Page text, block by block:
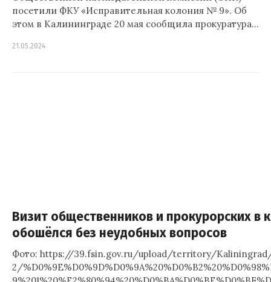
посетили ФКУ «Исправительная колония № 9». Об
этом в Калининграде 20 мая сообщила прокуратура…
21.05.2024
Визит общественников и прокурорских в
обошёлся без неудобных вопросов
Фото: https://39.fsin.gov.ru/upload/territory/
2/